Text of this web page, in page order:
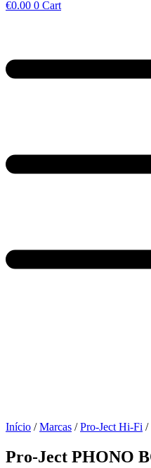
€0.00 0 Cart
Início /Marcas /Pro-Ject Hi-Fi /
Pro-Ject PHONO